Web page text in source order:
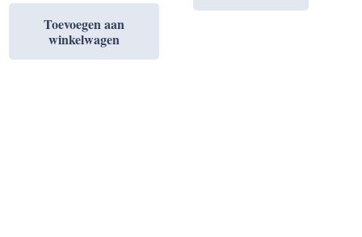
Toevoegen aan
winkelwagen